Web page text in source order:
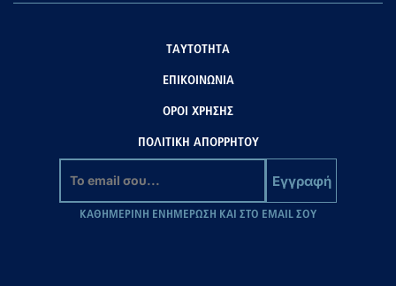
ΤΑΥΤΟΤΗΤΑ
ΕΠΙΚΟΙΝΩΝΙΑ
ΟΡΟΙ ΧΡΗΣΗΣ
ΠΟΛΙΤΙΚΗ ΑΠΟΡΡΗΤΟΥ
Εγγραφή
ΚΑΘΗΜΕΡΙΝΗ ΕΝΗΜΕΡΩΣΗ ΚΑΙ ΣΤΟ EMAIL ΣΟΥ